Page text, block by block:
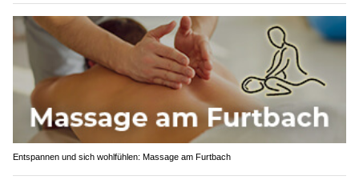
Entspannen und sich wohlfühlen: Massage am Furtbach